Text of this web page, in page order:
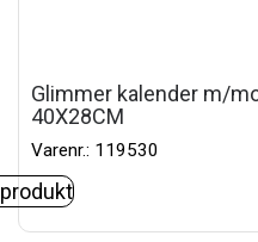
Glimmer kalender m/
40X28CM
Varenr.: 119530